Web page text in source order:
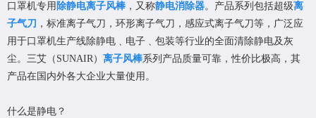
口罩机专用 除静电离子风棒 ，又称静电消除器。产品系列包括超级离
子气刀 ，标准离子气刀，环形离子气刀，感应式离子气刀等，广泛应
用于口罩机生产线除静电﹑电子﹑包装等行业的全面清除静电及灰
尘。三艾（SUNAIR） 离子风棒系列产品质量可靠，性价比极高，其
产品在国内外各大企业大量使用。
什么是静电？